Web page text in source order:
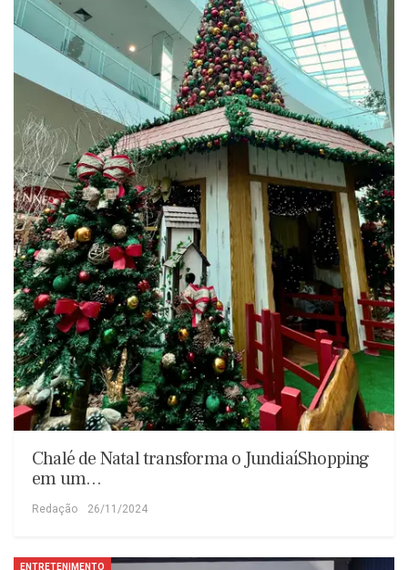
Chalé de Natal transforma o JundiaíShopping
em um…
Redação 26/11/2024
ENTRETENIMENTO